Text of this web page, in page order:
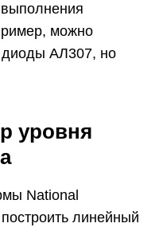
можно
диоды АЛ307, но
уровня
National
линейный